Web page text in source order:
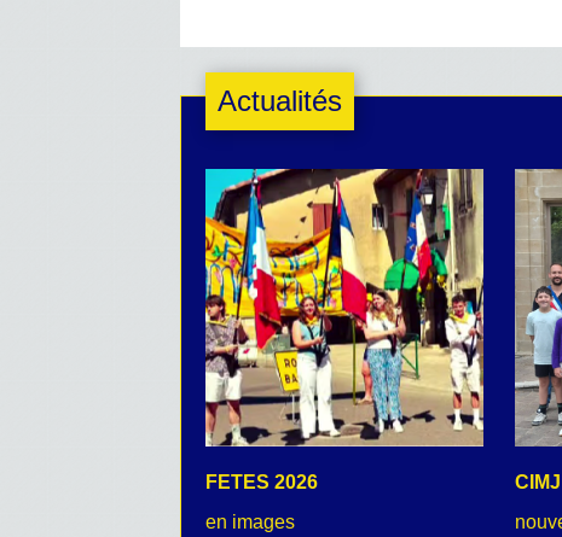
Actualités
FETES 2026
en images